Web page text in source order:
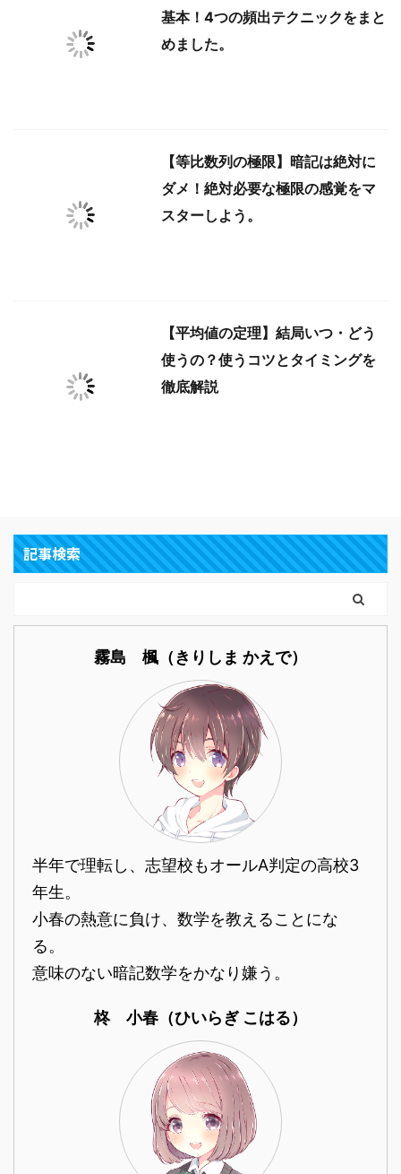
基本！4つの頻出テクニックをまと
めました。
【等比数列の極限】暗記は絶対に
ダメ！絶対必要な極限の感覚をマ
スターしよう。
【平均値の定理】結局いつ・どう
使うの？使うコツとタイミングを
徹底解説
記事検索
霧島 楓（きりしま かえで）
半年で理転し、志望校もオールA判定の高校3
年生。
小春の熱意に負け、数学を教えることにな
る。
意味のない暗記数学をかなり嫌う。
柊 小春（ひいらぎ こはる）